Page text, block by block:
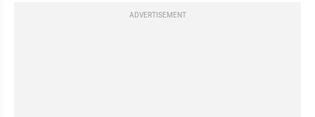
ADVERTISEMENT